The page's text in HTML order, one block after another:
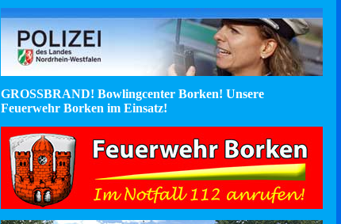
GROSSBRAND! Bowlingcenter Borken! Unsere
Feuerwehr Borken im Einsatz!